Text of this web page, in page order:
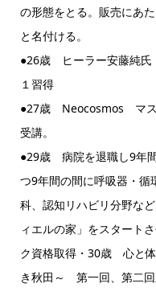
の形態をとる。販売にあ
と名付ける。
●26歳 ヒーラー安藤純
１習得
●27歳 Neocosmos マス
受講。
●29歳 病院を退職し9年
つ9年間の間に呼吸器・循
科、認知リハビリ分野な
ィエルの家」をスタート
ク資格取得・30歳 心と
き秋田～ 第一回、第二